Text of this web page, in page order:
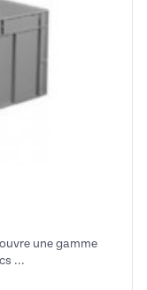
une gamme
...